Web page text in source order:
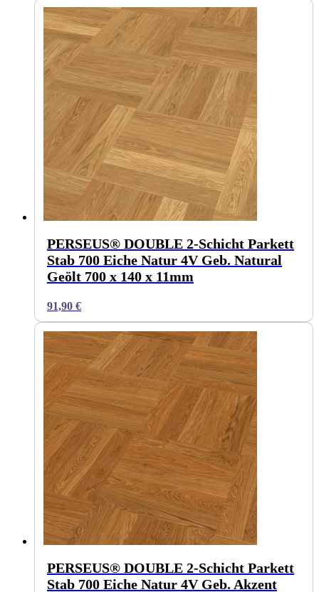
PERSEUS® DOUBLE 2-Schicht Parkett
Stab 700 Eiche Natur 4V Geb. Natural
Geölt 700 x 140 x 11mm
91,90 €
PERSEUS® DOUBLE 2-Schicht Parkett
Stab 700 Eiche Natur 4V Geb. Akzent